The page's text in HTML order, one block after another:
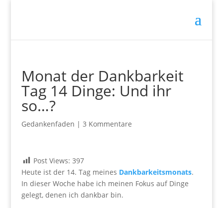
Monat der Dankbarkeit
Tag 14 Dinge: Und ihr
so…?
Gedankenfaden | 3 Kommentare
Post Views: 397
Heute ist der 14. Tag meines Dankbarkeitsmonats.
In dieser Woche habe ich meinen Fokus auf Dinge
gelegt, denen ich dankbar bin.